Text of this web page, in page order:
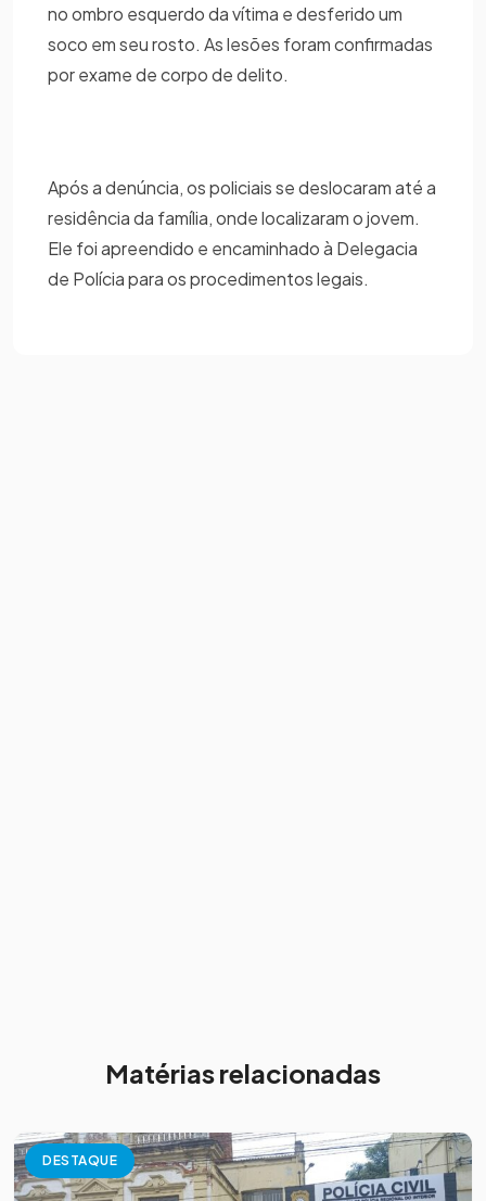
no ombro esquerdo da vítima e desferido um
soco em seu rosto. As lesões foram confirmadas
por exame de corpo de delito.
Após a denúncia, os policiais se deslocaram até a
residência da família, onde localizaram o jovem.
Ele foi apreendido e encaminhado à Delegacia
de Polícia para os procedimentos legais.
Matérias relacionadas
DESTAQUE